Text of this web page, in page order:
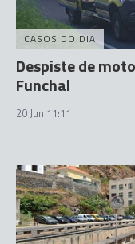
CASOS DO DIA
Despiste de
Funchal
20 Jun 11:11